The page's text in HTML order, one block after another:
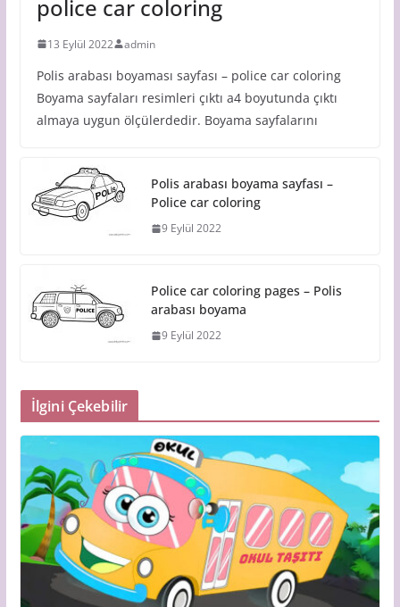
police car coloring
13 Eylül 2022 admin
Polis arabası boyaması sayfası – police car coloring
Boyama sayfaları resimleri çıktı a4 boyutunda çıktı
almaya uygun ölçülerdedir. Boyama sayfalarını
Polis arabası boyama sayfası –
Police car coloring
9 Eylül 2022
Police car coloring pages – Polis
arabası boyama
9 Eylül 2022
İlgini Çekebilir